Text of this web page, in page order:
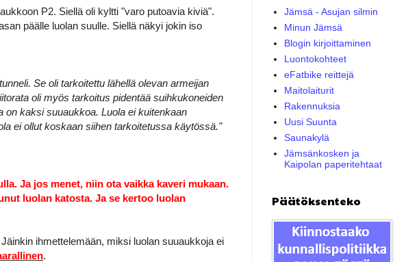
P2. Siellä oli kyltti "varo putoavia kiviä".
päälle luolan suulle. Siellä näkyi jokin iso
Se oli tarkoitettu lähellä olevan armeijan
oli myös tarkoitus pidentää suihkukoneiden
on kaksi suuaukkoa. Luola ei kuitenkaan
ei ollut koskaan siihen tarkoitetussa käytössä."
Ja jos menet, niin ota vaikka kaveri mukaan.
luolan katosta. Ja se kertoo luolan
ihmettelemään, miksi luolan suuaukkoja ei
.
Jämsä - Asujan silmin
Minun Jämsä
Blogin kirjoittaminen
Luontokohteet
eFatbike reittejä
Maitolaiturit
Rakennuksia
Uusi Suunta
Saunakylä
Jämsänkosken ja
Kaipolan paperitehtaat
Päätöksenteko